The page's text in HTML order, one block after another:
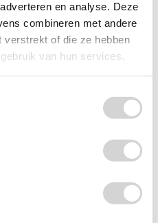
en analyse. Deze
combineren met andere
verstrekt of die ze hebben
van hun services.